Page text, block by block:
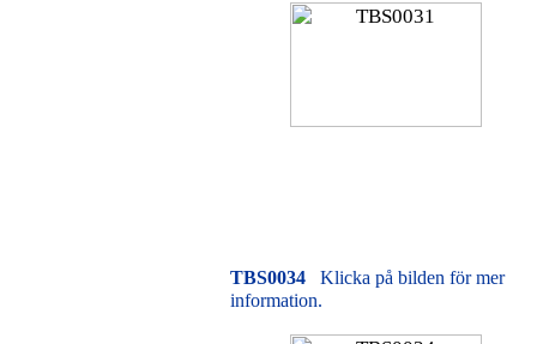
TBS0034
Klicka på bilden för mer
information.